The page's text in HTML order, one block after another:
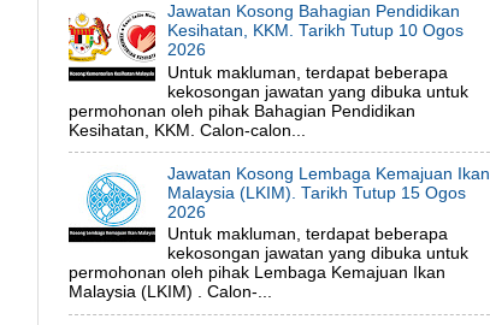
Jawatan Kosong Bahagian Pendidikan
Kesihatan, KKM. Tarikh Tutup 10 Ogos
2026
Untuk makluman, terdapat beberapa
kekosongan jawatan yang dibuka untuk
permohonan oleh pihak Bahagian Pendidikan
Kesihatan, KKM. Calon-calon...
Jawatan Kosong Lembaga Kemajuan Ikan
Malaysia (LKIM). Tarikh Tutup 15 Ogos
2026
Untuk makluman, terdapat beberapa
kekosongan jawatan yang dibuka untuk
permohonan oleh pihak Lembaga Kemajuan Ikan
Malaysia (LKIM) . Calon-...